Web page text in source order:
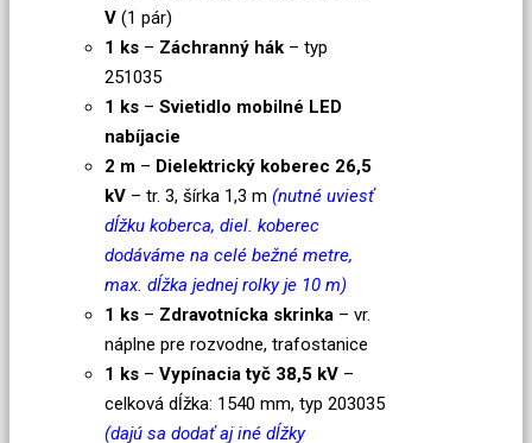
V (1 pár)
1 ks – Záchranný hák – typ
251035
1 ks – Svietidlo mobilné LED
nabíjacie
2 m – Dielektrický koberec 26,5
kV – tr. 3, šírka 1,3 m (nutné uviesť
dĺžku koberca, diel. koberec
dodáváme na celé bežné metre,
max. dĺžka jednej rolky je 10 m)
1 ks – Zdravotnícka skrinka – vr.
náplne pre rozvodne, trafostanice
1 ks – Vypínacia tyč 38,5 kV –
celková dĺžka: 1540 mm, typ 203035
(dajú sa dodať aj iné dĺžky